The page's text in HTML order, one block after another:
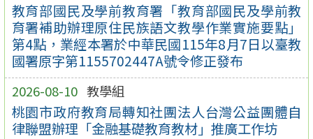
教育部國民及學前教育署「教育部國民及學前教
育署補助辦理原住民族語文教學作業實施要點」
第4點，業經本署於中華民國115年8月7日以臺教
國署原字第1155702447A號令修正發布
2026-08-10 教學組
桃園市政府教育局轉知社團法人台灣公益團體自
律聯盟辦理「金融基礎教育教材」推廣工作坊